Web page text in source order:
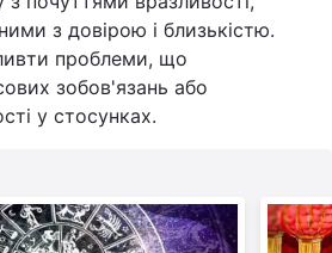
з довірою і близькістю.
проблеми, що
зобов'язань або
у стосунках.